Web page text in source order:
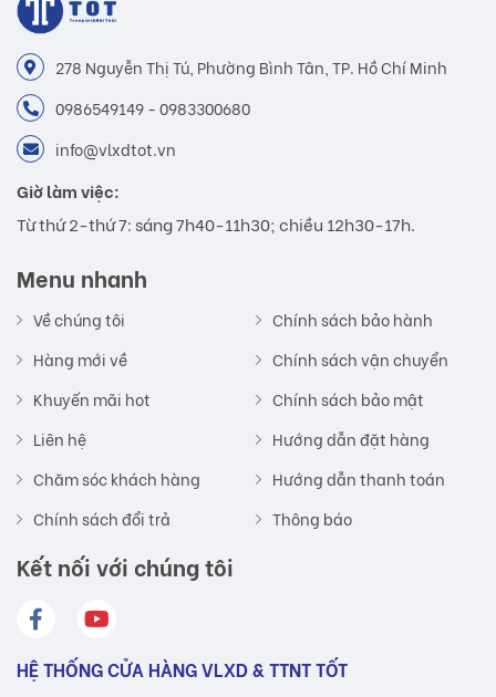
278 Nguyễn Thị Tú, Phường Bình Tân, TP. Hồ Chí Minh
0986549149 - 0983300680
info@vlxdtot.vn
Giờ làm việc:
Từ thứ 2-thứ 7: sáng 7h40-11h30; chiều 12h30-17h.
Menu nhanh
Về chúng tôi
Hàng mới về
Khuyến mãi hot
Liên hệ
Chăm sóc khách hàng
Chính sách đổi trả
Chính sách bảo hành
Chính sách vận chuyển
Chính sách bảo mật
Hướng dẫn đặt hàng
Hướng dẫn thanh toán
Thông báo
Kết nối với chúng tôi
HỆ THỐNG CỬA HÀNG VLXD & TTNT TỐT